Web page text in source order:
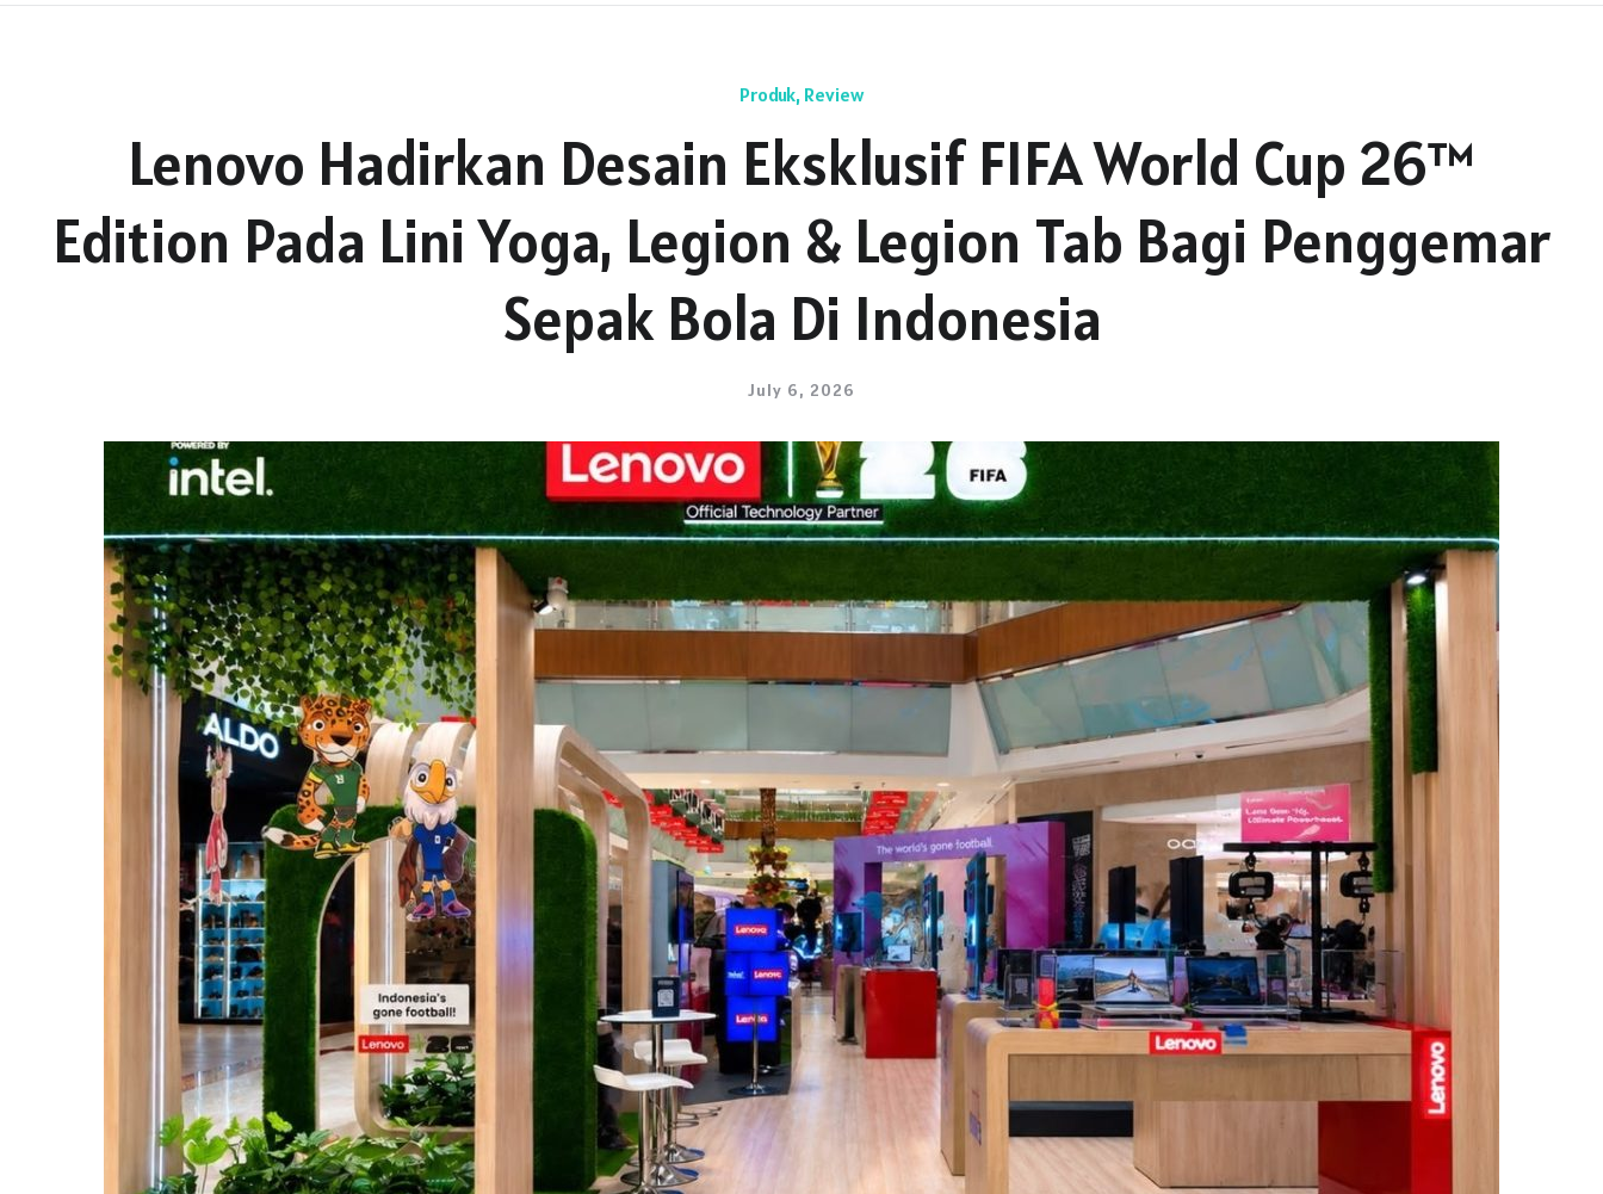
Produk, Review
Lenovo Hadirkan Desain Eksklusif FIFA World Cup 26™
Edition Pada Lini Yoga, Legion & Legion Tab Bagi Penggemar
Sepak Bola Di Indonesia
July 6, 2026